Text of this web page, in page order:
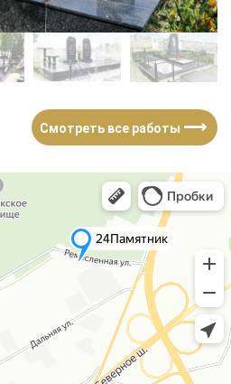
Смотреть все работы ⟶